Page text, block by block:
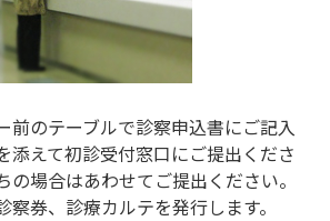
前のテーブルで診察申込書にご記入
添えて初診受付窓口にご提出くださ
の場合はあわせてご提出ください。
券、診療カルテを発行します。